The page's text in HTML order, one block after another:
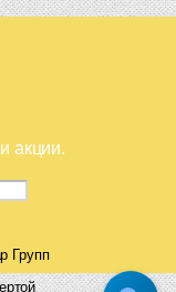
акции.
Групп